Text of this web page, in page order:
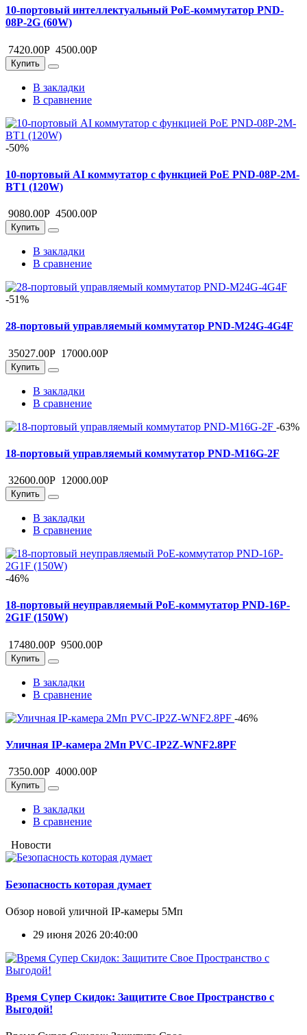
10-портовый интеллектуальный PoE-коммутатор PND-
08P-2G (60W)
7420.00Р 4500.00Р
Купить
В закладки
В сравнение
-50%
10-портовый AI коммутатор с функцией PoE PND-08P-2M-
BT1 (120W)
9080.00Р 4500.00Р
Купить
В закладки
В сравнение
-51%
28-портовый управляемый коммутатор PND-M24G-4G4F
35027.00Р 17000.00Р
Купить
В закладки
В сравнение
-63%
18-портовый управляемый коммутатор PND-M16G-2F
32600.00Р 12000.00Р
Купить
В закладки
В сравнение
-46%
18-портовый неуправляемый PoE-коммутатор PND-16P-
2G1F (150W)
17480.00Р 9500.00Р
Купить
В закладки
В сравнение
-46%
Уличная IP-камера 2Мп PVC-IP2Z-WNF2.8PF
7350.00Р 4000.00Р
Купить
В закладки
В сравнение
Новости
Безопасность которая думает
Обзор новой уличной IP-камеры 5Мп
29 июня 2026 20:40:00
Время Супер Скидок: Защитите Свое Пространство с
Выгодой!